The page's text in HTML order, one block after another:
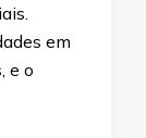
em
e o